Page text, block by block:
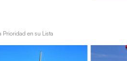
Prioridad en su Lista